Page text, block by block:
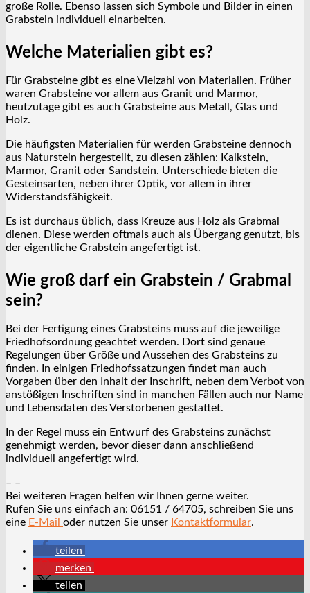
große Rolle. Ebenso lassen sich Symbole und Bilder in einen
Grabstein individuell einarbeiten.
Welche Materialien gibt es?
Für Grabsteine gibt es eine Vielzahl von Materialien. Früher
waren Grabsteine vor allem aus Granit und Marmor,
heutzutage gibt es auch Grabsteine aus Metall, Glas und
Holz.
Die häufigsten Materialien für werden Grabsteine dennoch
aus Naturstein hergestellt, zu diesen zählen: Kalkstein,
Marmor, Granit oder Sandstein. Unterschiede bieten die
Gesteinsarten, neben ihrer Optik, vor allem in ihrer
Widerstandsfähigkeit.
Es ist durchaus üblich, dass Kreuze aus Holz als Grabmal
dienen. Diese werden oftmals auch als Übergang genutzt, bis
der eigentliche Grabstein angefertigt ist.
Wie groß darf ein Grabstein / Grabmal
sein?
Bei der Fertigung eines Grabsteins muss auf die jeweilige
Friedhofsordnung geachtet werden. Dort sind genaue
Regelungen über Größe und Aussehen des Grabsteins zu
finden. In einigen Friedhofssatzungen findet man auch
Vorgaben über den Inhalt der Inschrift, neben dem Verbot von
anstößigen Inschriften sind in manchen Fällen auch nur Name
und Lebensdaten des Verstorbenen gestattet.
In der Regel muss ein Entwurf des Grabsteins zunächst
genehmigt werden, bevor dieser dann anschließend
individuell angefertigt wird.
– –
Bei weiteren Fragen helfen wir Ihnen gerne weiter.
Rufen Sie uns einfach an: 06151 / 64705, schreiben Sie uns
eine E-Mail oder nutzen Sie unser Kontaktformular.
teilen
merken
teilen